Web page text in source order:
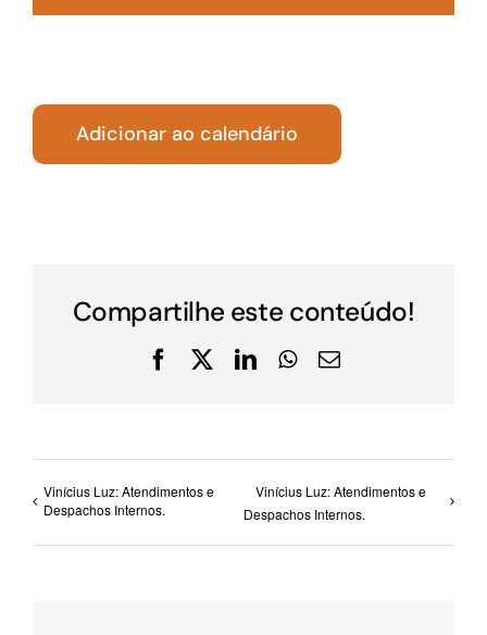
Adicionar ao calendário
Compartilhe este conteúdo!
Facebook
X LinkedInWhatsApp
E-
Vinícius Luz: Atendimentos e
Despachos Internos.
Vinícius Luz: Atendimentos e
Despachos Internos.